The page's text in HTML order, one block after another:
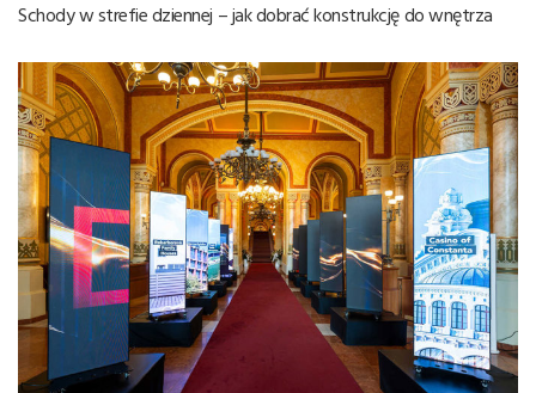
Schody w strefie dziennej – jak dobrać konstrukcję do wnętrza